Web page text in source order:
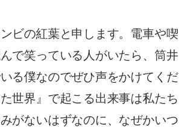
ビの紅葉と申します。電車や喫
で笑っている人がいたら、筒井
る僕なのでぜひ声をかけてくだ
世界』で起こる出来事は私たち
がないはずなのに、なぜかいつ